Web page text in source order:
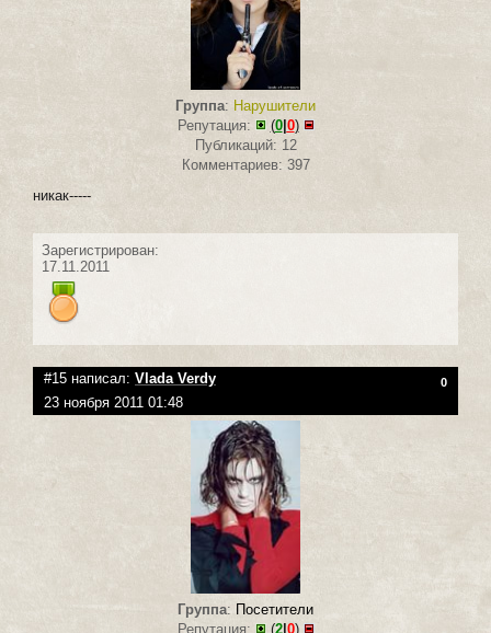
Группа: Нарушители
Репутация:
(0|0)
Публикаций: 12
Комментариев: 397
никак-----
Зарегистрирован:
17.11.2011
#15 написал: Vlada Verdy 0
23 ноября 2011 01:48
Группа: Посетители
Репутация:
(2|0)